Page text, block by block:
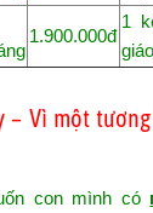
1.900.000đ
1
– Vì một
con mình có